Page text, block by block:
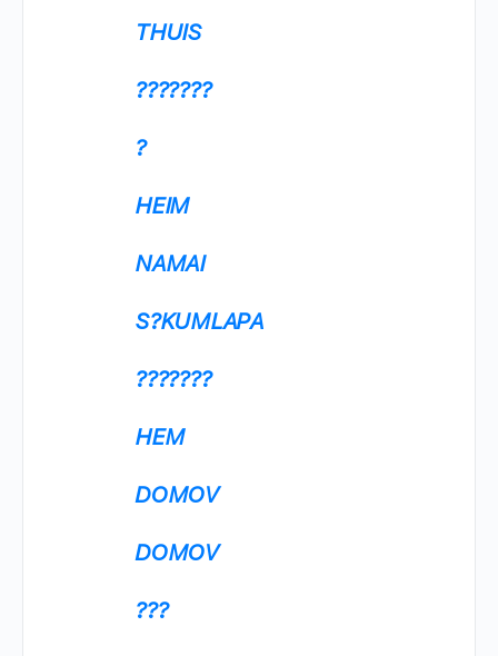
THUIS
???????
?
HEIM
NAMAI
S?KUMLAPA
???????
HEM
DOMOV
DOMOV
???